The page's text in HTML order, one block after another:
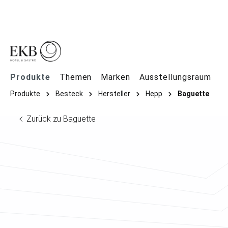
Produkte Themen Marken Ausstellungsraum
Produkte Besteck Hersteller Hepp Baguette
Zurück zu Baguette